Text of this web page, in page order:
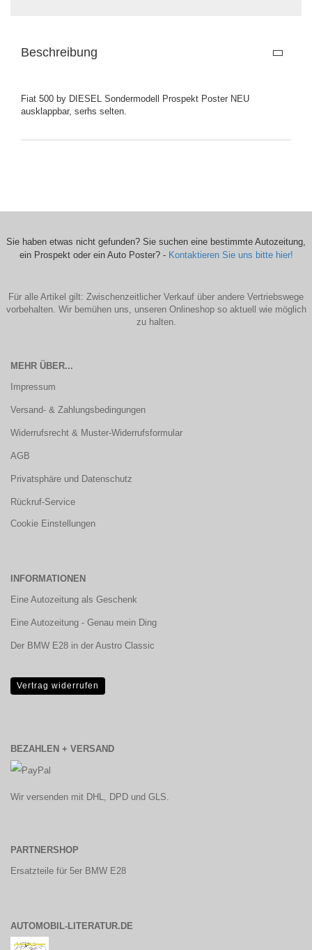
Beschreibung
Fiat 500 by DIESEL Sondermodell Prospekt Poster NEU
ausklappbar, serhs selten.
Sie haben etwas nicht gefunden? Sie suchen eine bestimmte Autozeitung,
ein Prospekt oder ein Auto Poster? - Kontaktieren Sie uns bitte hier!
Für alle Artikel gilt: Zwischenzeitlicher Verkauf über andere Vertriebswege
vorbehalten. Wir bemühen uns, unseren Onlineshop so aktuell wie möglich
zu halten.
MEHR ÜBER...
Impressum
Versand- & Zahlungsbedingungen
Widerrufsrecht & Muster-Widerrufsformular
AGB
Privatsphäre und Datenschutz
Rückruf-Service
Cookie Einstellungen
INFORMATIONEN
Eine Autozeitung als Geschenk
Eine Autozeitung - Genau mein Ding
Der BMW E28 in der Austro Classic
Vertrag widerrufen
BEZAHLEN + VERSAND
Wir versenden mit DHL, DPD und GLS.
PARTNERSHOP
Ersatzteile für 5er BMW E28
AUTOMOBIL-LITERATUR.DE